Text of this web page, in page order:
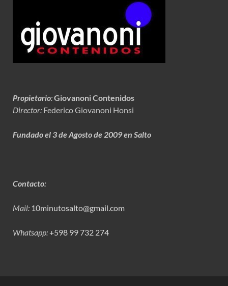
Propietario:Giovanoni Contenidos
Director: Federico Giovanoni Honsi
Fundado el 3 de Agosto de 2009 en Salto
Contacto:
Mail: 10minutosalto@gmail.com
Whatsapp:+598 99 732 274